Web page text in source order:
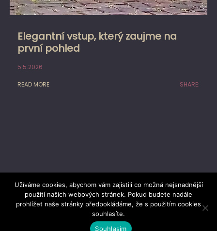
Elegantní vstup, který zaujme na
první pohled
5.5.2026
READ MORE SHARE:
Proudly powered byWordPress|Theme: Dusky
Blog byGraphThemes
Užíváme cookies, abychom vám zajistili co možná nejsnadnější
použití našich webových stránek. Pokud budete nadále
prohlížet naše stránky předpokládáme, že s použitím cookies
souhlasíte.
Souhlasím